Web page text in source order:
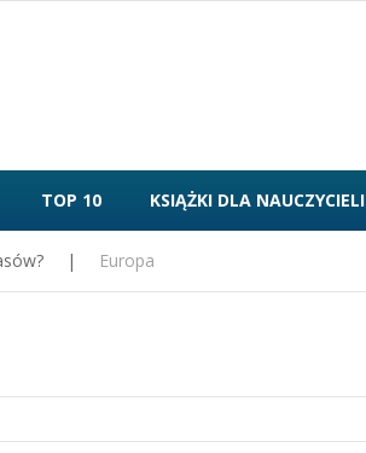
TOP 10 KSIĄŻKI DLA NAUCZYCIELI
| Europa